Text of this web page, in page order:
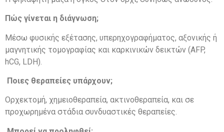
Πώς γίνεται η διάγνωση;
Μέσω φυσικής εξέτασης, υπερηχογραφήματος, αξονικής ή
μαγνητικής τομογραφίας και καρκινικών δεικτών (AFP,
hCG, LDH).
Ποιες θεραπείες υπάρχουν;
Ορχεκτομή, χημειοθεραπεία, ακτινοθεραπεία, και σε
προχωρημένα στάδια συνδυαστικές θεραπείες.